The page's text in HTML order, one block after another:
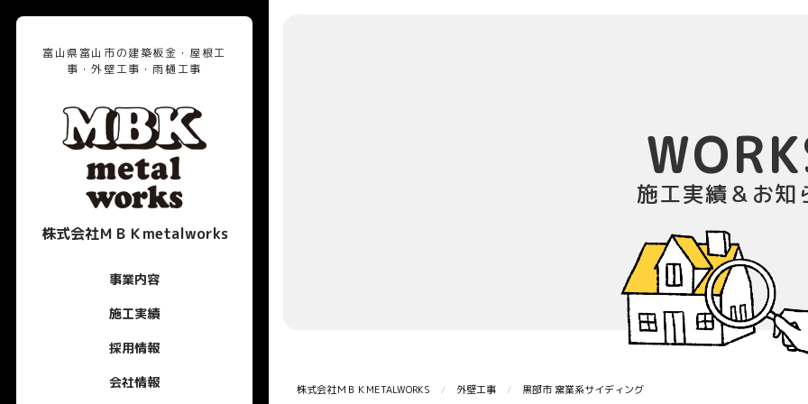
富山県富山市の建築板金・屋根工
事・外壁工事・雨樋工事
株式会社ＭＢＫmetalworks
事業内容
施工実績
採用情報
会社情報
施工実績＆お知
株式会社ＭＢＫMETALWORKS 外壁工事 黒部市 窯業系サイディング